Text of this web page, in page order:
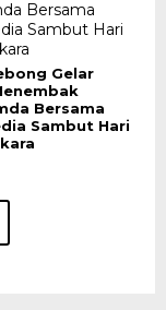
Gelar
Bersama
Sambut Hari